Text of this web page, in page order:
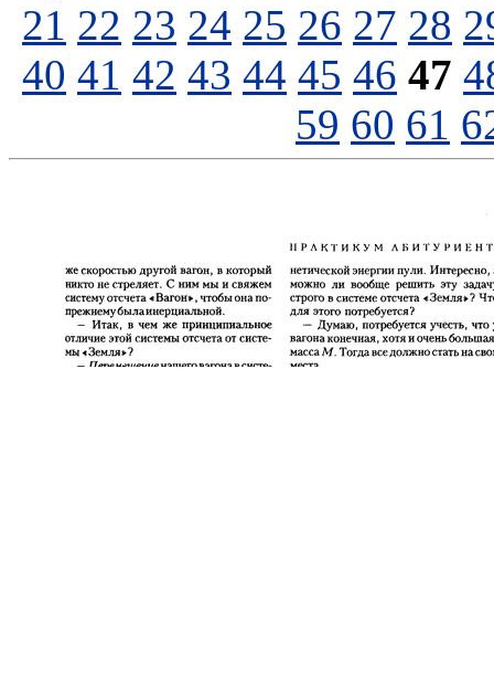
21 22 23 24 25 26 27 28
40 41 42 43 44 45 46 47
59 60 61